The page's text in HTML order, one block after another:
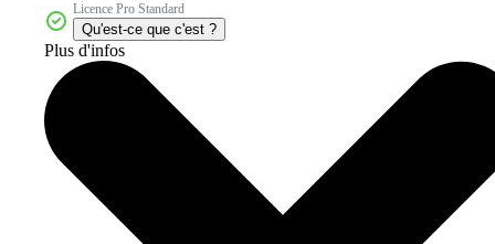
Licence Pro Standard
Qu'est-ce que c'est ?
Plus d'infos